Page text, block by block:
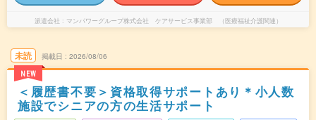
派遣会社 マンパワーグループ株式会社 ケアサービス事業部 （医療福祉介護関連）
未読
NEW
掲載日 2026/08/06
＜履歴書不要＞資格取得サポートあり＊小人数
施設でシニアの方の生活サポート